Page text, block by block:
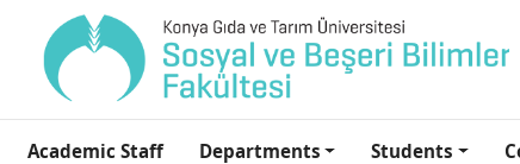
Academic Staff Departments Students